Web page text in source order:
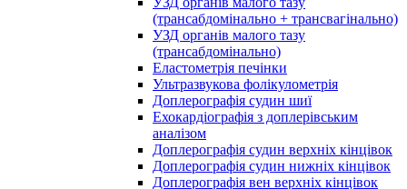
(трансабдомінально + трансвагінально)
УЗД органів малого тазу
(трансабдомінально)
Еластометрія печінки
Ультразвукова фолікулометрія
Доплерографія судин шиї
Ехокардіографія з доплерівським
аналізом
Доплерографія судин верхніх кінцівок
Доплерографія судин нижніх кінцівок
Доплерографія вен верхніх кінцівок